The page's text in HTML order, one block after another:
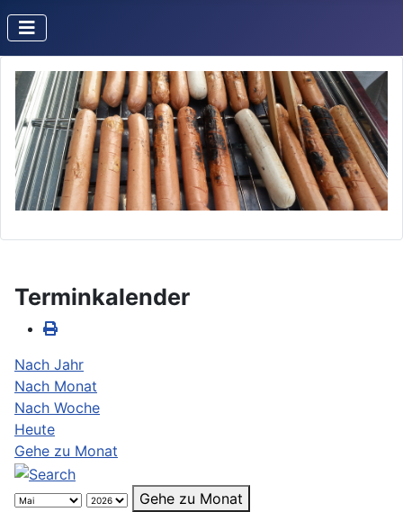
Terminkalender
Nach Jahr
Nach Monat
Nach Woche
Heute
Gehe zu Monat
Gehe zu Monat